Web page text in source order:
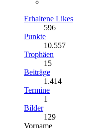
Erhaltene Likes
596
Punkte
10.557
Trophäen
15
Beiträge
1.414
Termine
1
Bilder
129
Vorname